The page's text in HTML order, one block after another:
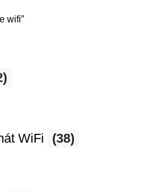
wifi”
WiFi (38)